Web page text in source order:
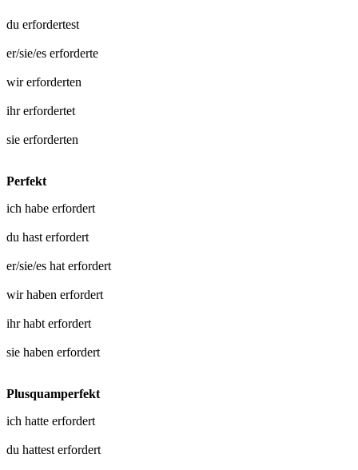
du erfordertest
er/sie/es erforderte
wirerforderten
ihrerfordertet
sie erforderten
Perfekt
ich habe erfordert
du hast erfordert
er/sie/es hat erfordert
wir haben erfordert
ihr habt erfordert
sie haben erfordert
Plusquamperfekt
ich hatte erfordert
du hattest erfordert